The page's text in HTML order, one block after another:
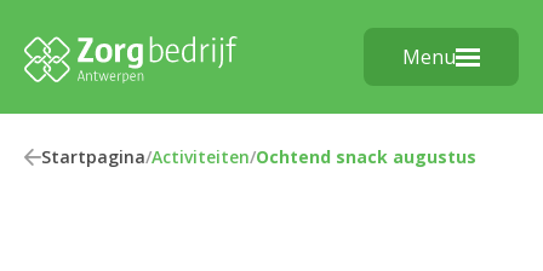
Menu
Startpagina/Activiteiten/Ochtend snack augustus